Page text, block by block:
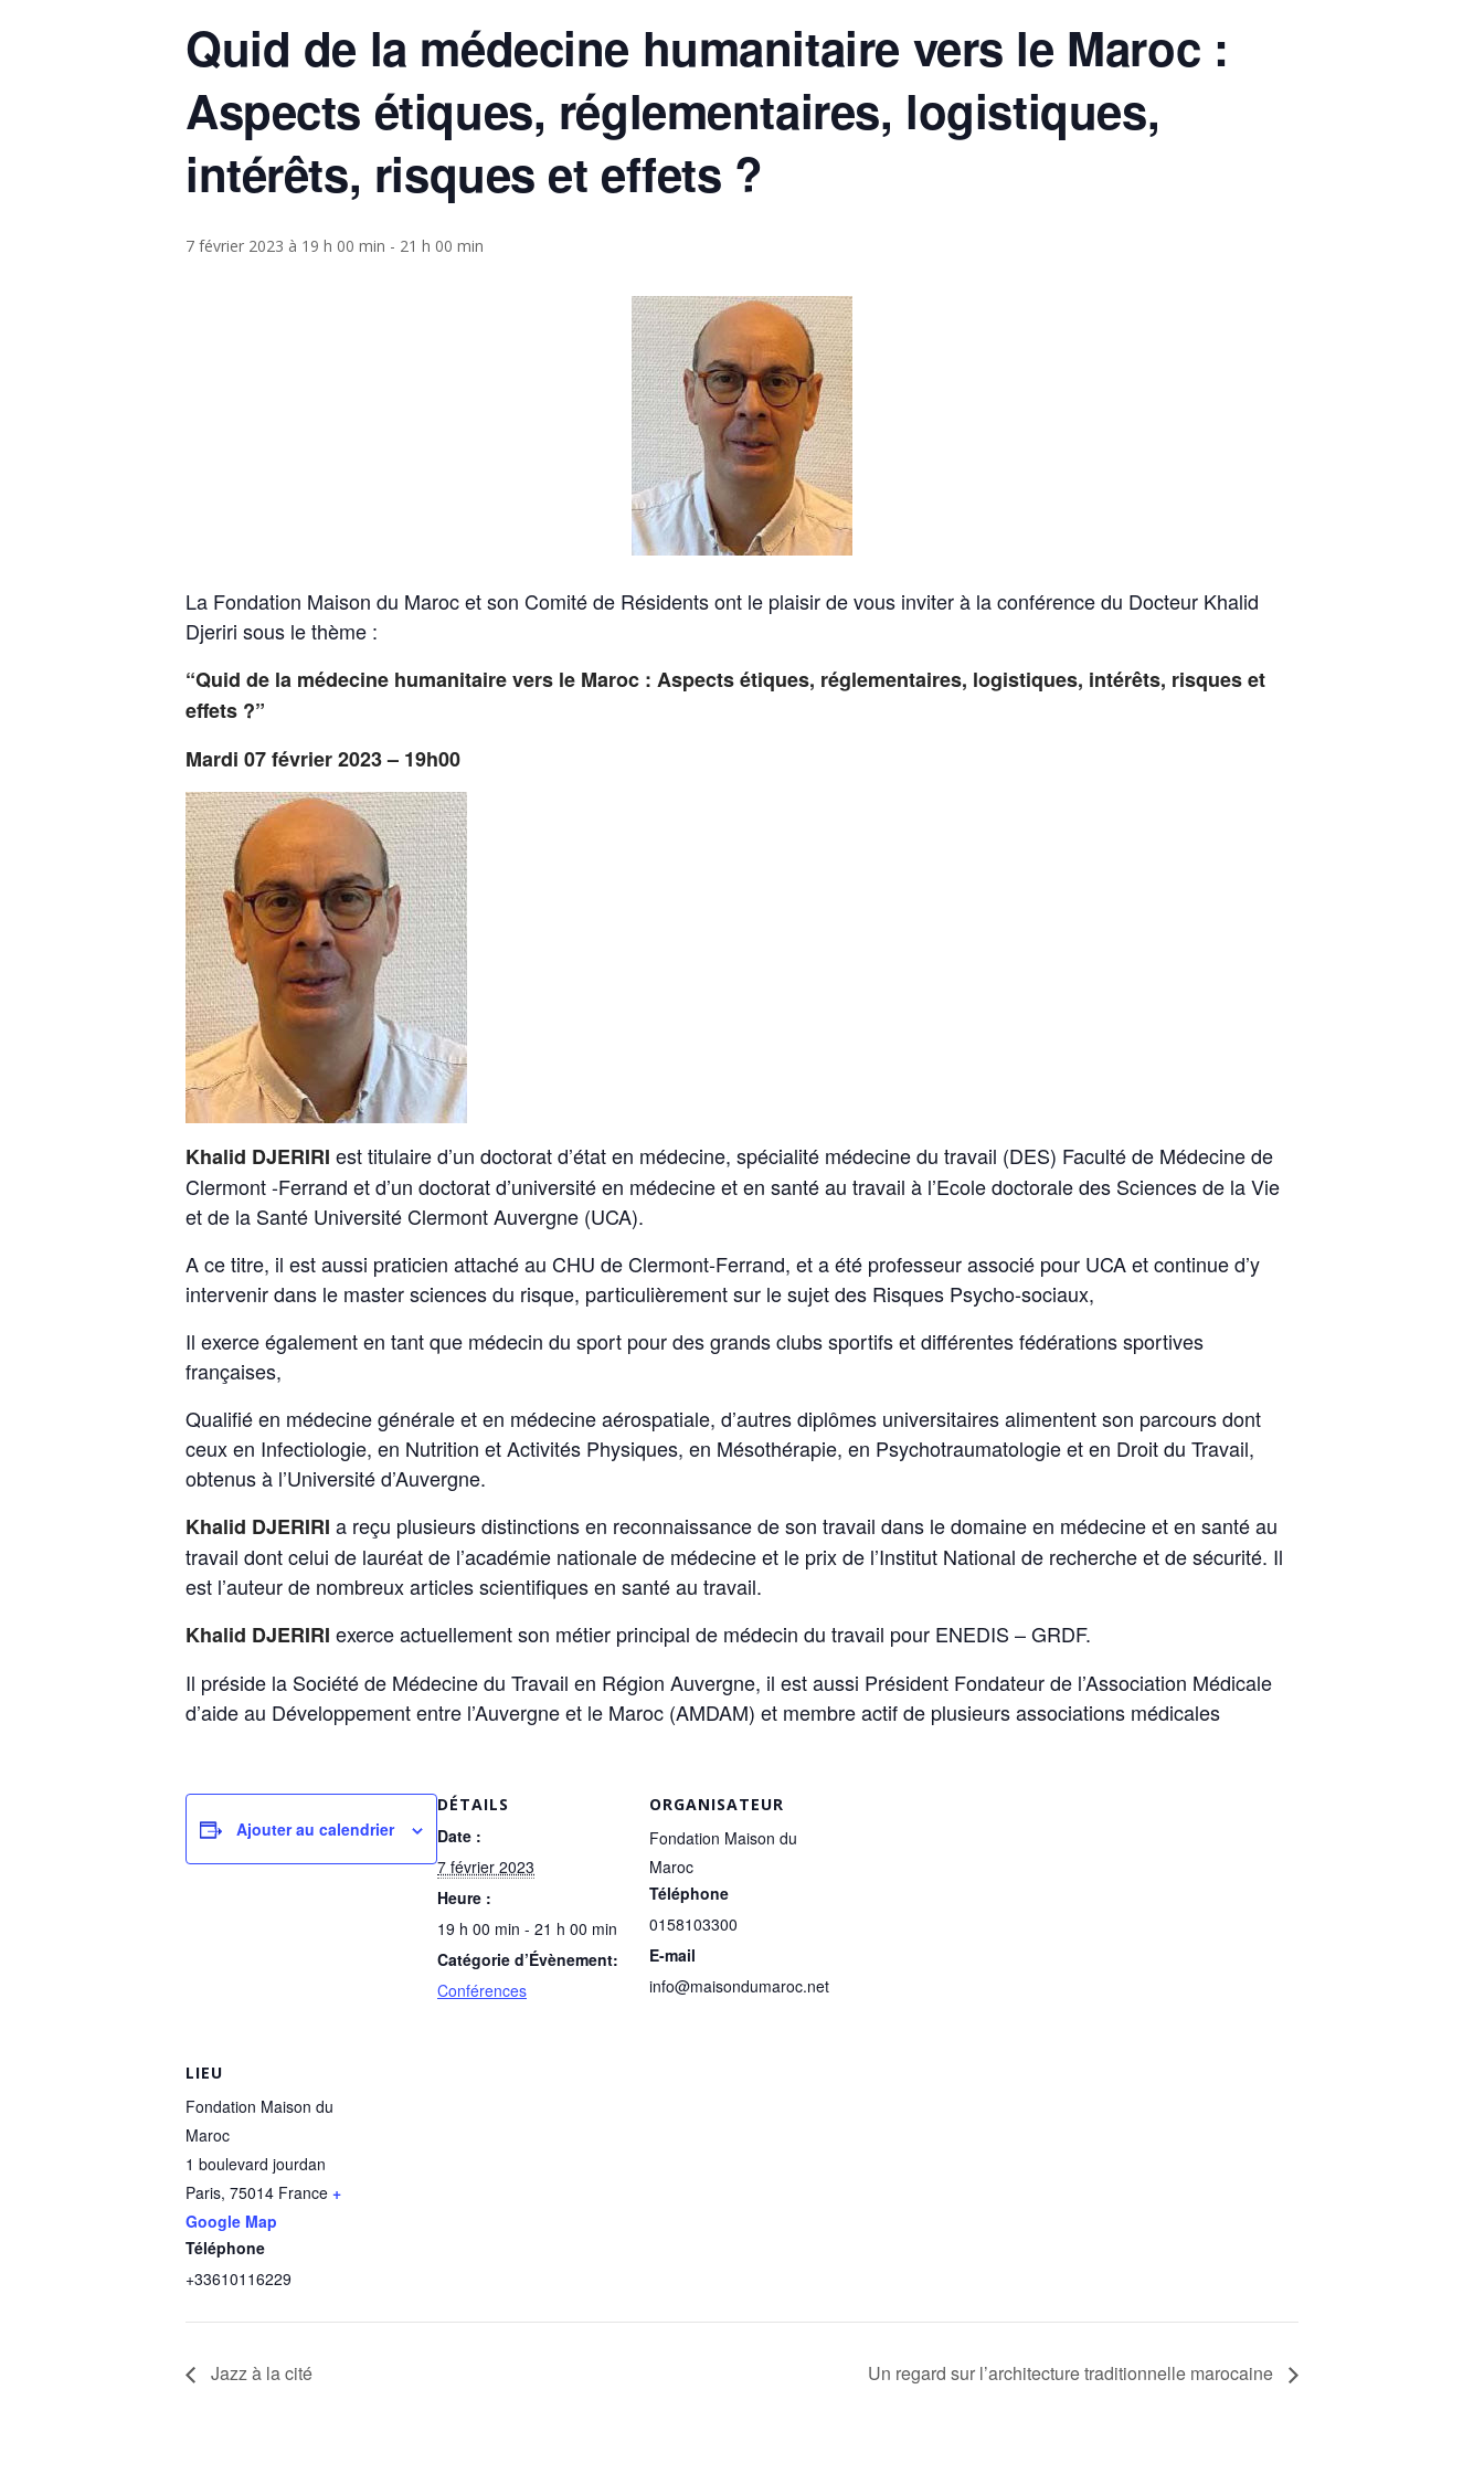
Quid de la médecine humanitaire vers le Maroc :
Aspects étiques, réglementaires, logistiques,
intérêts, risques et effets ?
7 février 2023 à 19 h 00 min - 21 h 00 min
La Fondation Maison du Maroc et son Comité de Résidents ont le plaisir de vous inviter à la conférence du Docteur Khalid
Djeriri sous le thème :
“Quid de la médecine humanitaire vers le Maroc : Aspects étiques, réglementaires, logistiques, intérêts, risques et
effets ?”
Mardi 07 février 2023 – 19h00
Khalid DJERIRI est titulaire d’un doctorat d’état en médecine, spécialité médecine du travail (DES) Faculté de Médecine de
Clermont -Ferrand et d’un doctorat d’université en médecine et en santé au travail à l’Ecole doctorale des Sciences de la Vie
et de la Santé Université Clermont Auvergne (UCA).
A ce titre, il est aussi praticien attaché au CHU de Clermont-Ferrand, et a été professeur associé pour UCA et continue d’y
intervenir dans le master sciences du risque, particulièrement sur le sujet des Risques Psycho-sociaux,
Il exerce également en tant que médecin du sport pour des grands clubs sportifs et différentes fédérations sportives
françaises,
Qualifié en médecine générale et en médecine aérospatiale, d’autres diplômes universitaires alimentent son parcours dont
ceux en Infectiologie, en Nutrition et Activités Physiques, en Mésothérapie, en Psychotraumatologie et en Droit du Travail,
obtenus à l’Université d’Auvergne.
Khalid DJERIRI a reçu plusieurs distinctions en reconnaissance de son travail dans le domaine en médecine et en santé au
travail dont celui de lauréat de l’académie nationale de médecine et le prix de l’Institut National de recherche et de sécurité. Il
est l’auteur de nombreux articles scientifiques en santé au travail.
Khalid DJERIRI exerce actuellement son métier principal de médecin du travail pour ENEDIS – GRDF.
Il préside la Société de Médecine du Travail en Région Auvergne, il est aussi Président Fondateur de l’Association Médicale
d’aide au Développement entre l’Auvergne et le Maroc (AMDAM) et membre actif de plusieurs associations médicales
Ajouter au calendrier
DÉTAILS
Date :
7 février 2023
Heure :
19 h 00 min - 21 h 00 min
Catégorie d’Évènement:
Conférences
ORGANISATEUR
Fondation Maison du
Maroc
Téléphone
0158103300
E-mail
info@maisondumaroc.net
LIEU
Fondation Maison du
Maroc
1 boulevard jourdan
Paris, 75014 France +
Google Map
Téléphone
+33610116229
Jazz à la cité Un regard sur l’architecture traditionnelle marocaine